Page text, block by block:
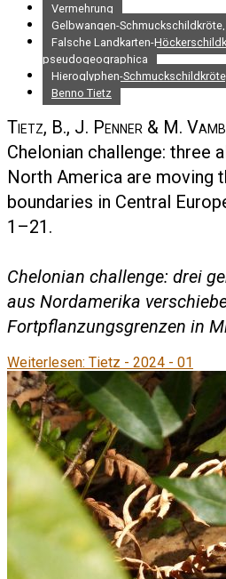
Vermehrung
Gelbwangen-
Falsche Landkarten-
pseudogeographica
Hieroglyphen-
Benno Tietz
Tietz, B., J. Penner & M.
Chelonian challenge: three
North America are moving
boundaries in Central
1–21.
Chelonian challenge: drei
aus Nordamerika
Fortpflanzungsgrenzen in
Weiterlesen: Tietz - 2024 - 01